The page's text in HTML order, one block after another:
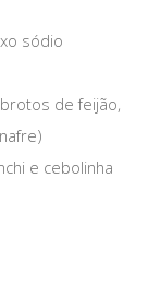
sódio
de feijão,
e cebolinha